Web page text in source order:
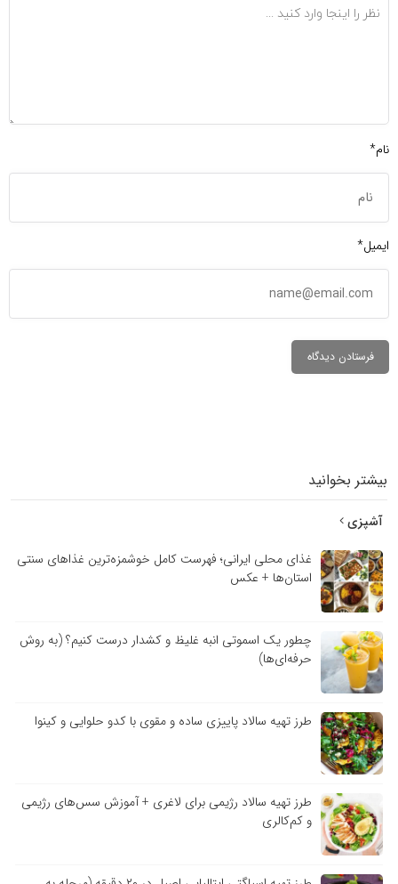
نام*
ایمیل*
بیشتر بخوانید
آشپزی
غذای محلی ایرانی؛ فهرست کامل خوشمزه‌ترین غذاهای سنتی
استان‌ها + عکس
چطور یک اسموتی انبه غلیظ و کشدار درست کنیم؟ (به روش
حرفه‌ای‌ها)
طرز تهیه سالاد پاییزی ساده و مقوی با کدو حلوایی و کینوا
طرز تهیه سالاد رژیمی برای لاغری + آموزش سس‌های رژیمی
و کم‌کالری